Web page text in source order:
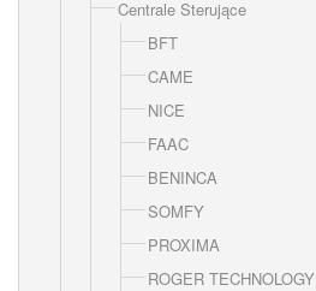
Centrale Sterujące
BFT
CAME
NICE
FAAC
BENINCA
SOMFY
PROXIMA
ROGER TECHNOLOGY